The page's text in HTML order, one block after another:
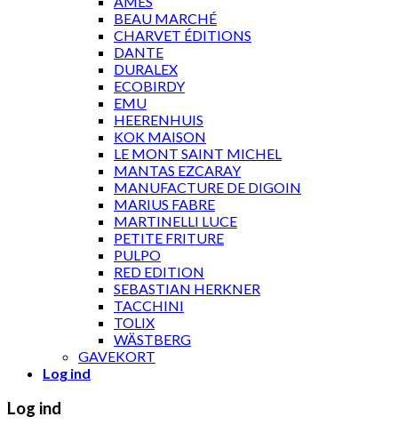
BEAU MARCHÉ
CHARVET ÉDITIONS
DANTE
DURALEX
ECOBIRDY
EMU
HEERENHUIS
KOK MAISON
LE MONT SAINT MICHEL
MANTAS EZCARAY
MANUFACTURE DE DIGOIN
MARIUS FABRE
MARTINELLI LUCE
PETITE FRITURE
PULPO
RED EDITION
SEBASTIAN HERKNER
TACCHINI
TOLIX
WÄSTBERG
GAVEKORT
Log ind
Log ind